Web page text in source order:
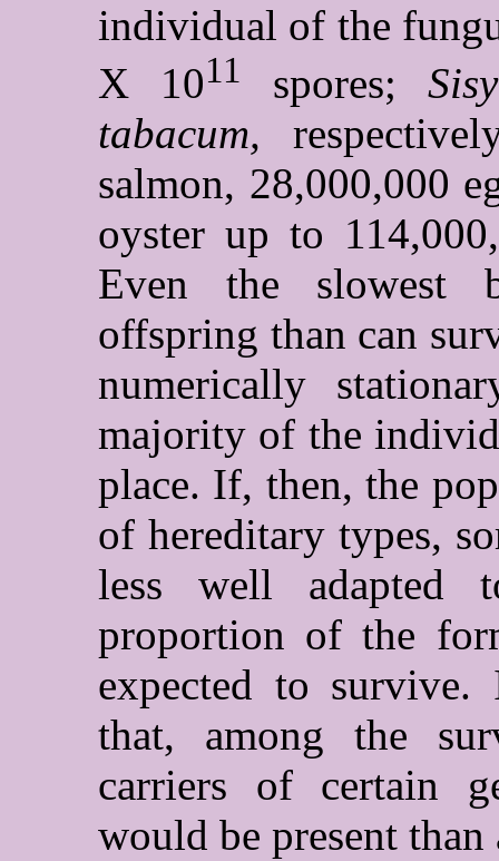
individual of the
X 1011 spores;
tabacum,
salmon, 28,000,000
oyster up to
Even the slowest
offspring than can
numerically
majority of the
place. If, then, the
of hereditary types,
less well adapted
proportion of the
expected to survive.
that, among the
carriers of certain
would be present than